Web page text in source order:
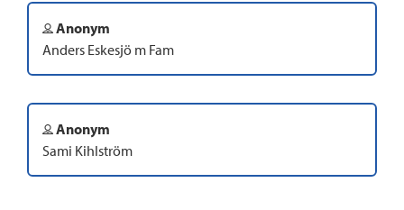
Anonym
Anders Eskesjö m Fam
Anonym
Sami Kihlström